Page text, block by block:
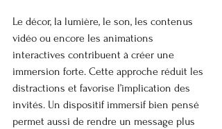
Le décor, la lumière, le son, les contenus
vidéo ou encore les animations
interactives contribuent à créer une
immersion forte. Cette approche réduit les
distractions et favorise l’implication des
invités. Un dispositif immersif bien pensé
permet aussi de rendre un message plus